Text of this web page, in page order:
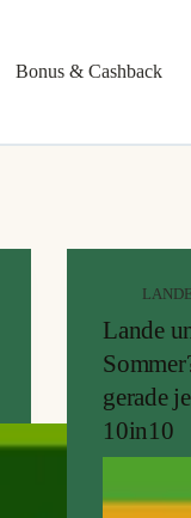
Bonus & Cashback
LANDE
Lande
gerade
10in10